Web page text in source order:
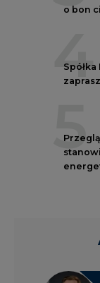
o bon
4
5